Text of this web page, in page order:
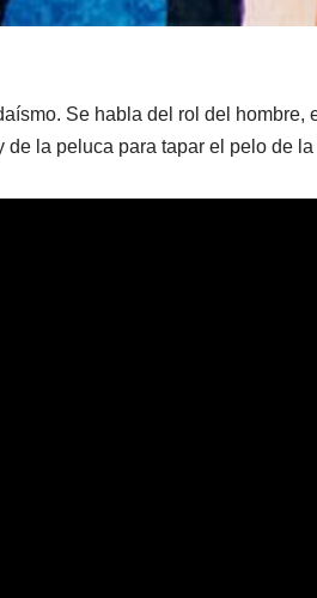
Se habla del rol del
la peluca para tapar el pelo de la